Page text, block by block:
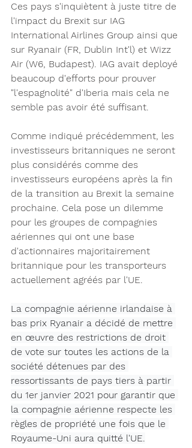
Ces pays s'inquiètent à juste titre de
l'impact du Brexit sur IAG
International Airlines Group ainsi que
sur Ryanair (FR, Dublin Int'l) et Wizz
Air (W6, Budapest). IAG avait deployé
beaucoup d'efforts pour prouver
"l'espagnolité" d'Iberia mais cela ne
semble pas avoir été suffisant.
Comme indiqué précédemment, les
investisseurs britanniques ne seront
plus considérés comme des
investisseurs européens après la fin
de la transition au Brexit la semaine
prochaine. Cela pose un dilemme
pour les groupes de compagnies
aériennes qui ont une base
d'actionnaires majoritairement
britannique pour les transporteurs
actuellement agréés par l'UE.
La compagnie aérienne irlandaise à
bas prix Ryanair a décidé de mettre
en œuvre des restrictions de droit
de vote sur toutes les actions de la
société détenues par des
ressortissants de pays tiers à partir
du 1er janvier 2021 pour garantir que
la compagnie aérienne respecte les
règles de propriété une fois que le
Royaume-Uni aura quitté l'UE.